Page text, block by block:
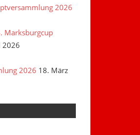
2026
Marksburgcup
2026
2026 18. März